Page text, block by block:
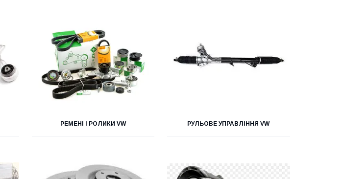
РЕМЕНІ І РОЛИКИ VW РУЛЬОВЕ УПРАВЛІННЯ VW